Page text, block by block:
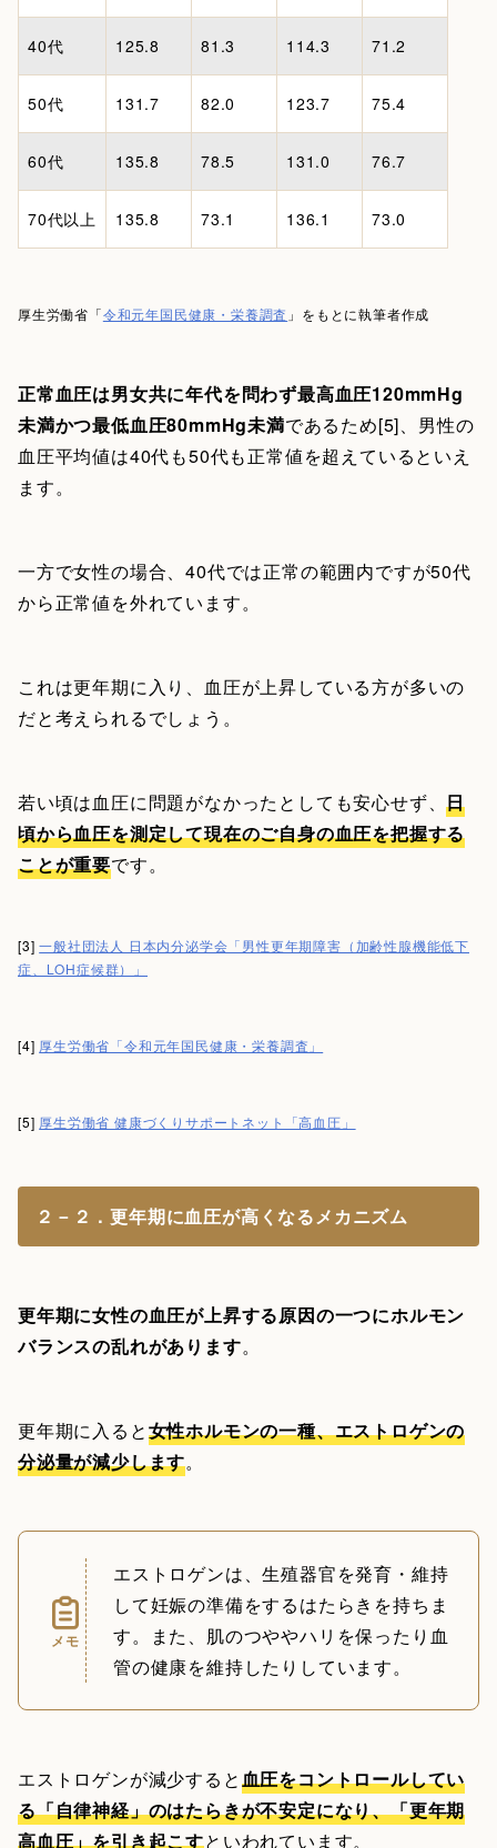
40代 125.8 81.3 114.3 71.2
50代 131.7 82.0 123.7 75.4
60代 135.8 78.5 131.0 76.7
70代以上 135.8 73.1 136.1 73.0
厚生労働省「令和元年国民健康・栄養調査 」をもとに執筆者作成
正常血圧は男女共に年代を問わず最高血圧120mmHg
未満かつ最低血圧80mmHg未満であるため[5]、男性の
血圧平均値は40代も50代も正常値を超えているといえ
ます。
一方で女性の場合、40代では正常の範囲内ですが50代
から正常値を外れています。
これは更年期に入り、血圧が上昇している方が多いの
だと考えられるでしょう。
若い頃は血圧に問題がなかったとしても安心せず、日
頃から血圧を測定して現在のご自身の血圧を把握する
ことが重要です。
[3]一般社団法人 日本内分泌学会「男性更年期障害（加齢性腺機能低下
症、LOH症候群）」
[4] 厚生労働省「令和元年国民健康・栄養調査」
[5] 厚生労働省 健康づくりサポートネット「高血圧」
２－２．更年期に血圧が高くなるメカニズム
更年期に女性の血圧が上昇する原因の一つにホルモン
バランスの乱れがあります。
更年期に入ると女性ホルモンの一種、エストロゲンの
分泌量が減少します。
メモ
エストロゲンは、生殖器官を発育・維持
して妊娠の準備をするはたらきを持ちま
す。また、肌のつややハリを保ったり血
管の健康を維持したりしています。
エストロゲンが減少すると血圧をコントロールしてい
る「自律神経」のはたらきが不安定になり、「更年期
高血圧」を引き起こすといわれています。